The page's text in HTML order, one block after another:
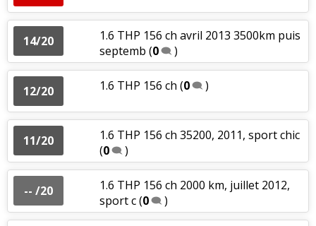
14/20
1.6 THP 156 ch avril 2013 3500km puis
septemb (0 )
12/20 1.6 THP 156 ch (0 )
11/20
1.6 THP 156 ch 35200, 2011, sport chic
(0 )
-- /20
1.6 THP 156 ch 2000 km, juillet 2012,
sport c(0 )